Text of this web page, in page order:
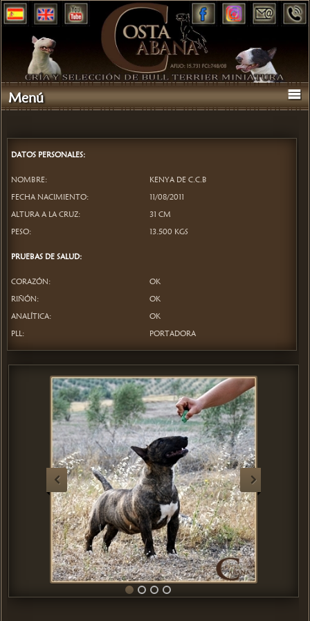
Menú
DATOS PERSONALES:
NOMBRE:
FECHA NACIMIENTO:
ALTURA A LA CRUZ:
PESO:
PRUEBAS DE SALUD:
CORAZÓN:
RIÑÓN:
ANALÍTICA:
PLL:
KENYA DE C.C.B
11/08/2011
31 CM
13.500 KGS
OK
OK
OK
PORTADORA